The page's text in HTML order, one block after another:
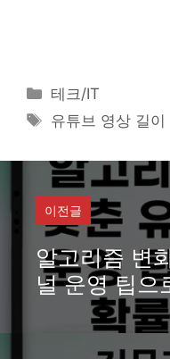
카
테
고
리
테크/IT
태
유튜브 영상 길이
이전글
알고리즘 변
널 운영 팁으